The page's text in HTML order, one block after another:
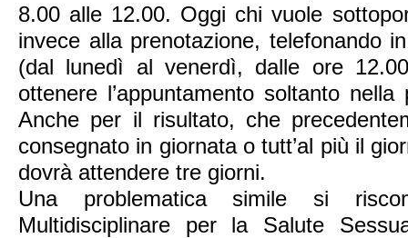
8.00 alle 12.00. Oggi chi vuole
invece alla prenotazione, telefonando
(dal lunedì al venerdì, dalle ore
ottenere l’appuntamento soltanto
Anche per il risultato, che
consegnato in giornata o tutt’al più il
dovrà attendere tre giorni.
Una problematica simile si
Multidisciplinare per la Salute